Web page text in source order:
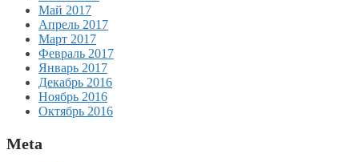
Май 2017
Апрель 2017
Март 2017
Февраль 2017
Январь 2017
Декабрь 2016
Ноябрь 2016
Октябрь 2016
Meta